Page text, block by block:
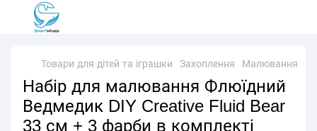
Товари для дітей та іграшки Захоплення Малювання
Набір для малювання Флюїдний
Ведмедик DIY Creative Fluid Bear
33 см + 3 фарби в комплекті